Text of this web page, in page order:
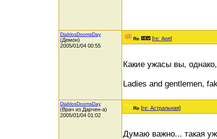
DiablosDoomsDay
(Демон)
2005/01/04 00:55
Re [re: Аня]
Какие ужасы вы,
Ladies and gentlemen,
DiablosDoomsDay
(Врач из Дарчен-а)
2005/01/04 01:02
Re [re: Астральная]
Думаю важно... такая